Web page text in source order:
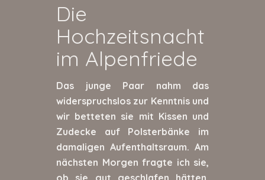
Die
Hochzeitsnacht
im Alpenfriede
Das junge Paar nahm das
widerspruchslos zur Kenntnis und
wir betteten sie mit Kissen und
Zudecke auf Polsterbänke im
damaligen Aufenthaltsraum. Am
nächsten Morgen fragte ich sie,
ob sie gut geschlafen hätten,